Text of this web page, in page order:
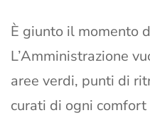
È giunto il momento
L’Amministrazione
aree verdi, punti di
curati di ogni